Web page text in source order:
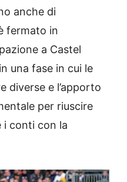
anche di
fermato in
a Castel
una fase in cui le
diverse e l’apporto
per riuscire
i conti con la